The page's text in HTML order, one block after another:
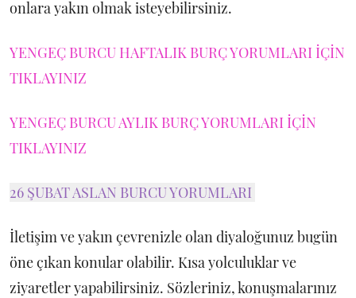
onlara yakın olmak isteyebilirsiniz.
YENGEÇ BURCU HAFTALIK BURÇ YORUMLARI İÇİN
TIKLAYINIZ
YENGEÇ BURCU AYLIK BURÇ YORUMLARI İÇİN
TIKLAYINIZ
26 ŞUBAT ASLAN BURCU YORUMLARI
İletişim ve yakın çevrenizle olan diyaloğunuz bugün
öne çıkan konular olabilir. Kısa yolculuklar ve
ziyaretler yapabilirsiniz. Sözleriniz, konuşmalarınız